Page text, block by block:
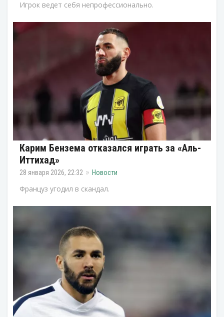
Игрок ведет себя непрофессионально.
Карим Бензема отказался играть за «Аль-
Иттихад»
28 января 2026, 22:32 Новости
Француз угодил в скандал.